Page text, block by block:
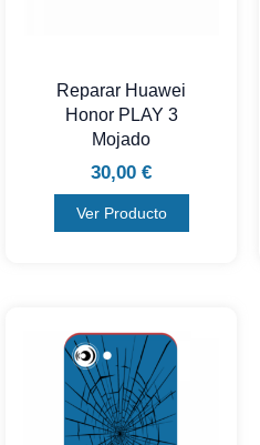
Reparar Huawei
Honor PLAY 3
Mojado
30,00 €
Ver Producto